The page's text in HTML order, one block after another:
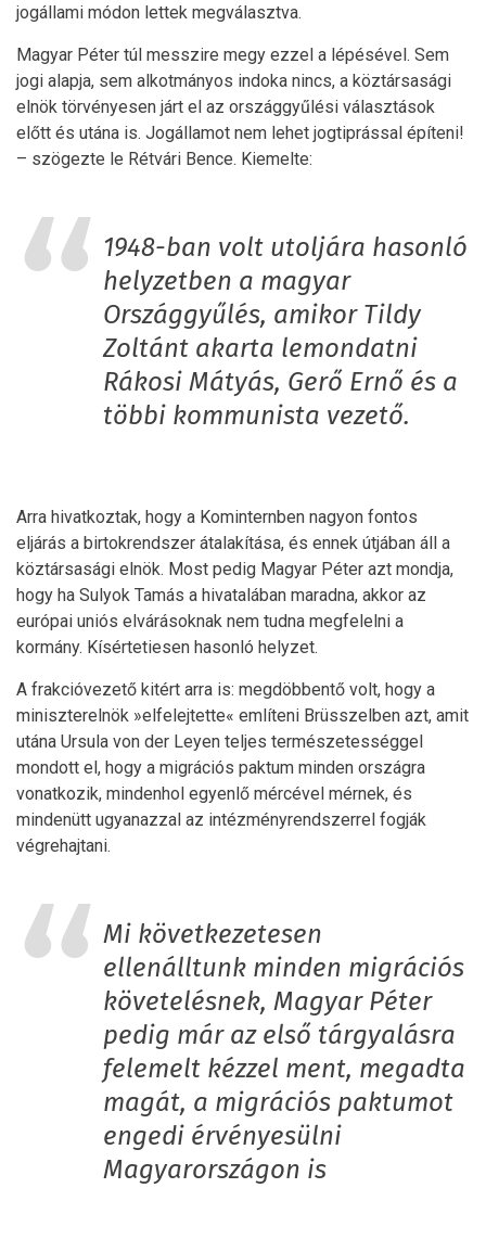
jogállami módon lettek megválasztva.
Magyar Péter túl messzire megy ezzel a lépésével. Sem
jogi alapja, sem alkotmányos indoka nincs, a köztársasági
elnök törvényesen járt el az országgyűlési választások
előtt és utána is. Jogállamot nem lehet jogtiprással építeni!
– szögezte le Rétvári Bence. Kiemelte:
1948-ban volt utoljára hasonló
helyzetben a magyar
Országgyűlés, amikor Tildy
Zoltánt akarta lemondatni
Rákosi Mátyás, Gerő Ernő és a
többi kommunista vezető.
Arra hivatkoztak, hogy a Kominternben nagyon fontos
eljárás a birtokrendszer átalakítása, és ennek útjában áll a
köztársasági elnök. Most pedig Magyar Péter azt mondja,
hogy ha Sulyok Tamás a hivatalában maradna, akkor az
európai uniós elvárásoknak nem tudna megfelelni a
kormány. Kísértetiesen hasonló helyzet.
A frakcióvezető kitért arra is: megdöbbentő volt, hogy a
miniszterelnök »elfelejtette« említeni Brüsszelben azt, amit
utána Ursula von der Leyen teljes természetességgel
mondott el, hogy a migrációs paktum minden országra
vonatkozik, mindenhol egyenlő mércével mérnek, és
mindenütt ugyanazzal az intézményrendszerrel fogják
végrehajtani.
Mi következetesen
ellenálltunk minden migrációs
követelésnek, Magyar Péter
pedig már az első tárgyalásra
felemelt kézzel ment, megadta
magát, a migrációs paktumot
engedi érvényesülni
Magyarországon is